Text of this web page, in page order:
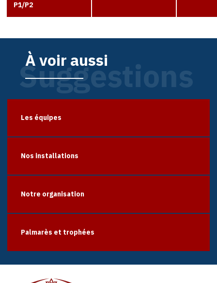
P1/P2
À voir aussi
Suggestions
Les équipes
Nos installations
Notre organisation
Palmarès et trophées